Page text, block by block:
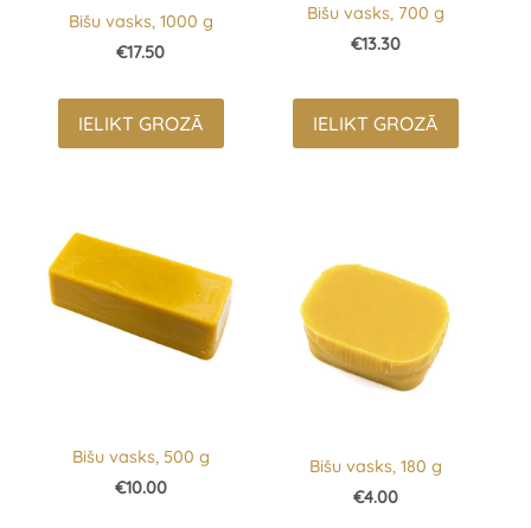
Bišu vasks, 1000 g
€17.50
IELIKT GROZĀ
Bišu vasks, 700 g
€13.30
IELIKT GROZĀ
Bišu vasks, 500 g
€10.00
Bišu vasks, 180 g
€4.00